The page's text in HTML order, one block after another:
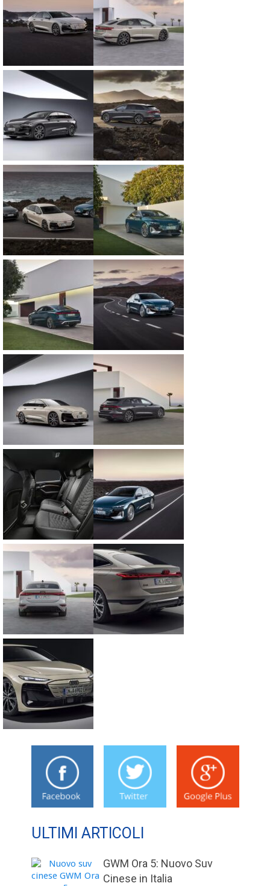
ULTIMI ARTICOLI
GWM Ora 5: Nuovo Suv
Cinese in Italia